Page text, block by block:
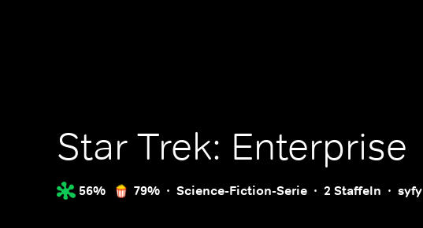
Star Trek: Enterprise
56% 79% Science-Fiction-Serie 2 Staffeln syfy